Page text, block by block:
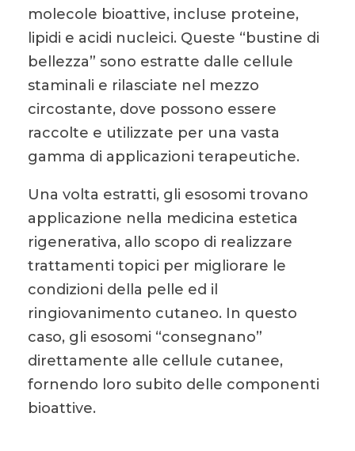
molecole bioattive, incluse proteine,
lipidi e acidi nucleici. Queste “bustine di
bellezza” sono estratte dalle cellule
staminali e rilasciate nel mezzo
circostante, dove possono essere
raccolte e utilizzate per una vasta
gamma di applicazioni terapeutiche.
Una volta estratti, gli esosomi trovano
applicazione nella medicina estetica
rigenerativa, allo scopo di realizzare
trattamenti topici per migliorare le
condizioni della pelle ed il
ringiovanimento cutaneo. In questo
caso, gli esosomi “consegnano”
direttamente alle cellule cutanee,
fornendo loro subito delle componenti
bioattive.